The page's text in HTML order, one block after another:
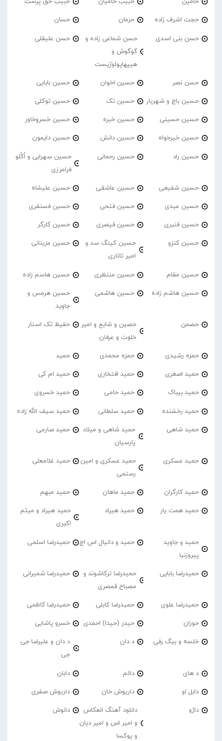
حجت اشرف زاده حرمان حسان
حسن بنی اسدی
حسن شماعی زاده و
گوگوش و
هیپهاپولوژیست
حسن علیقلی
حسن نصر حسین اخوان حسین بابایی
حسین باج و شهریار حسین تک حسین توکلی
حسین حسینی حسین خبره حسین خسروخاور
حسین خیرخواه حسین دانش حسین دایمون
حسین راد حسین رحمانی
حسین سهرابی و اُکُلو
فرامرزی
حسین شفیعی حسین عاشقی حسین علیشاه
حسین عیدی حسین فتحی حسین فسنقری
حسین قنبری حسین قیصری حسین کارگر
حسین کنزو
حسین کینگ سد و
امیر تاتاری
حسین مزینانی
حسین مقام حسین منتظری حسین هاسم زاده
حسین هاشم زاده حسین هاشمی
حسین هرمس و
جاوید
حصمن
حصین و شایع و امیر
خلوت و عرفان
حفیظ تک استار
حمزه رشیدی حمزه محمدی حمید
حمید اصغری حمید افتخاری حمید ام کی
حمید بیباک حمید حامی حمید خسروی
حمید رخشنده حمید سلطانی حمید سیف الله زاده
حمید شاهی
حمید شاهی و میلاد
پارسیان
حمید صارمی
حمید عسکری
حمید عسکری و امین
رستمی
حمید غلامعلی
حمید کارگران حمید ماهان حمید مبهم
حمید همت یار حمید هیراد
حمید هیراد و میثم
اکبری
حمید و جاوید
پیروزنیا
حمید و دانیال اس اچ حمیدرضا اسلمی
حمیدرضا بابایی
حمیدرضا ترکاشوند و
مصباح قمصری
حمیدرضا شمیرانی
حمیدرضا علوی حمیدرضا کابلی حمیدرضا کاظمی
حوران حیدر (حیدا) احمدی خسرو پاشایی
خلسه و بیگ رفی د دان
د دان و علیرضا جی
جی
د های دائم دابان
دابل او داریوش خان داریوش صفری
داژو
دانلود آهنگ انعکاس
و امیر اس و امیر دیان
و پوکسا
دانوش